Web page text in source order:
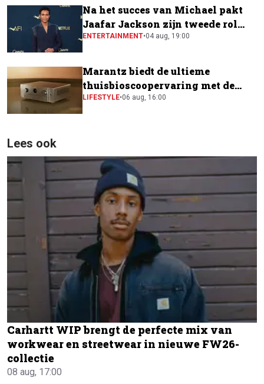
Na het succes van Michael pakt
Jaafar Jackson zijn tweede rol
naast Will Smith
ENTERTAINMENT•04 aug, 19:00
Marantz biedt de ultieme
thuisbioscoopervaring met de
CINEMA Series 2
LIFESTYLE•06 aug, 16:00
Lees ook
Carhartt WIP brengt de perfecte mix van
workwear en streetwear in nieuwe FW26-
collectie
08 aug, 17:00